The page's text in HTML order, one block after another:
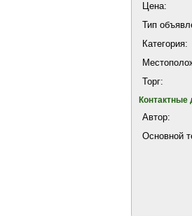
Цена:
Тип
Категория:
Торг:
Контактные
Автор:
Основной